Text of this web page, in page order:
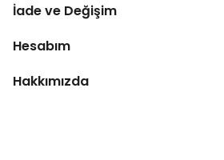
İade ve Değişim
Hesabım
Hakkımızda